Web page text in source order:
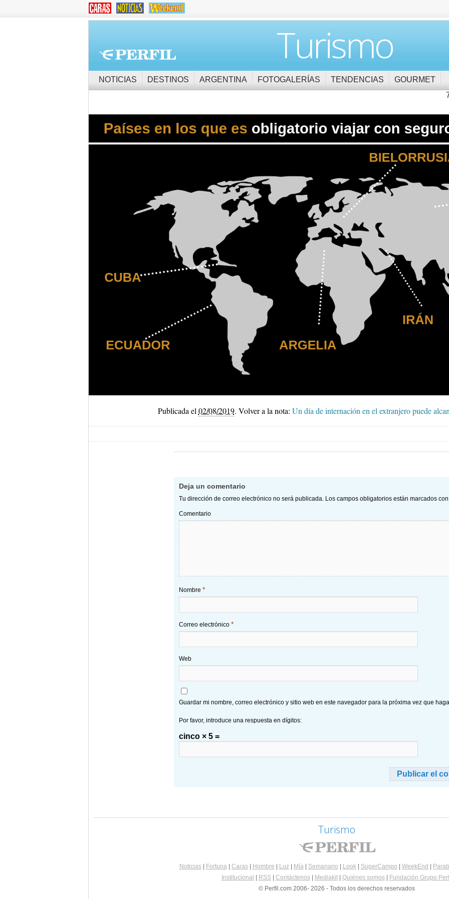
Turismo
NOTICIAS DESTINOS ARGENTINA FOTOGALERÍAS TENDENCIAS
GOURMET
Publicada el 02/08/2019. Volver a la nota: Un día de internación en el extranjero puede
Deja un comentario
Tu dirección de correo electrónico no será publicada. Los campos obligatorios están marcados
Comentario
Nombre *
Correo electrónico *
Web
Guardar mi nombre, correo electrónico y sitio web en este navegador para la próxima vez que
Por favor, introduce una respuesta en dígitos:
cinco × 5 =
Turismo
Noticias| Fortuna| Caras| Hombre Luz| Mía| Semanario Look| SuperCampo WeekEnd
Institucional
RSS| Contáctenos| Mediakit| Quiénes somos|
Fundación Grupo
© Perfil.com 2006- 2026 - Todos los derechos reservados